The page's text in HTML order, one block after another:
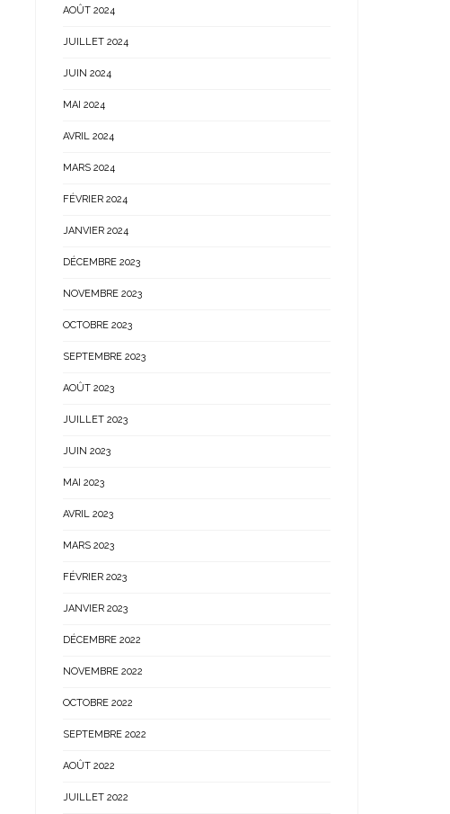
AOÛT 2024
JUILLET 2024
JUIN 2024
MAI 2024
AVRIL 2024
MARS 2024
FÉVRIER 2024
JANVIER 2024
DÉCEMBRE 2023
NOVEMBRE 2023
OCTOBRE 2023
SEPTEMBRE 2023
AOÛT 2023
JUILLET 2023
JUIN 2023
MAI 2023
AVRIL 2023
MARS 2023
FÉVRIER 2023
JANVIER 2023
DÉCEMBRE 2022
NOVEMBRE 2022
OCTOBRE 2022
SEPTEMBRE 2022
AOÛT 2022
JUILLET 2022